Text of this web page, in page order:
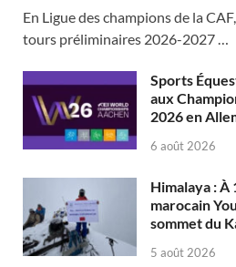
En Ligue des champions de la
tours préliminaires 2026-2027 …
Sports
aux
2026 en
6 août 2026
Himalaya : À
marocain
sommet du
5 août 2026